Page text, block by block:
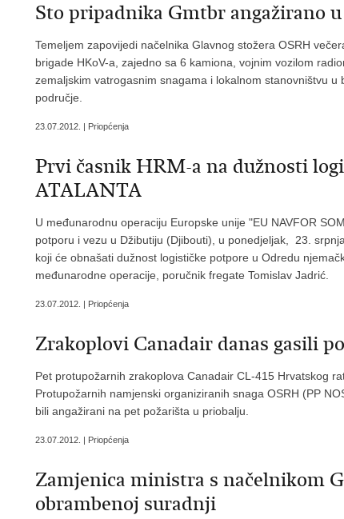
Sto pripadnika Gmtbr angažirano
Temeljem zapovijedi načelnika Glavnog stožera OSRH
brigade HKoV-a, zajedno sa 6 kamiona, vojnim vozilom
zemaljskim vatrogasnim snagama i lokalnom stanovništvu
područje.
23.07.2012. | Priopćenja
Prvi časnik HRM-a na dužnosti
ATALANTA
U međunarodnu operaciju Europske unije "EU NAVFOR
potporu i vezu u Džibutiju (Djibouti), u ponedjeljak, 23.
koji će obnašati dužnost logističke potpore u Odredu
međunarodne operacije, poručnik fregate Tomislav Jadrić.
23.07.2012. | Priopćenja
Zrakoplovi Canadair danas gasili
Pet protupožarnih zrakoplova Canadair CL-415 Hrvatskog
Protupožarnih namjenski organiziranih snaga OSRH (PP
bili angažirani na pet požarišta u priobalju.
23.07.2012. | Priopćenja
Zamjenica ministra s načelnikom
obrambenoj suradnji